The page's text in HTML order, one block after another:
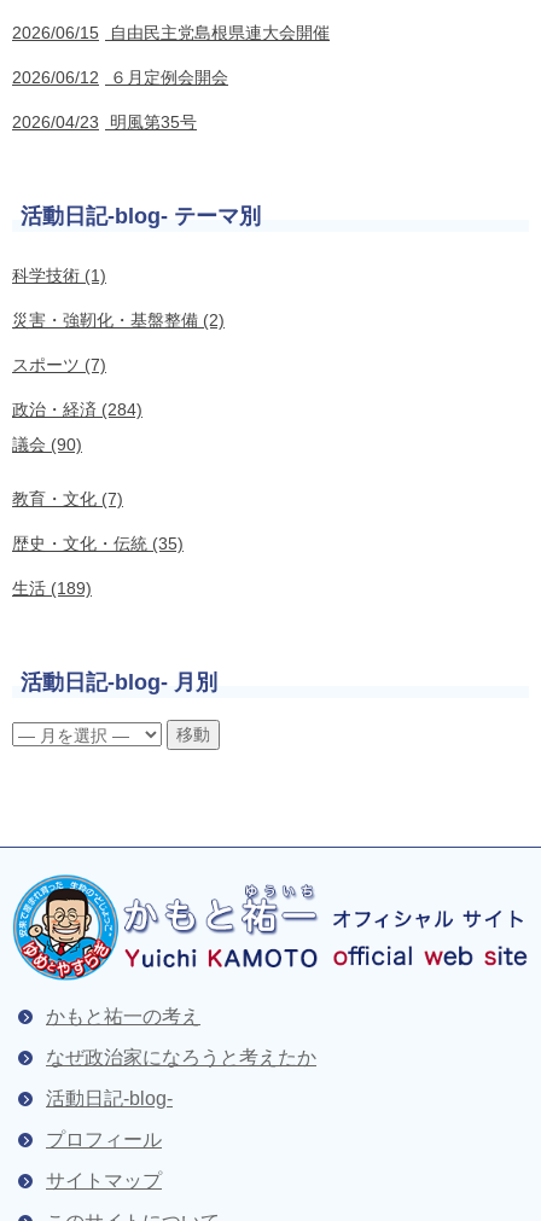
2026/06/15 自由民主党島根県連大会開催
2026/06/12 ６月定例会開会
2026/04/23 明風第35号
活動日記-blog- テーマ別
科学技術 (1)
災害・強靭化・基盤整備 (2)
スポーツ (7)
政治・経済 (284)
議会 (90)
教育・文化 (7)
歴史・文化・伝統 (35)
生活 (189)
活動日記-blog- 月別
かもと祐一の考え
なぜ政治家になろうと考えたか
活動日記-blog-
プロフィール
サイトマップ